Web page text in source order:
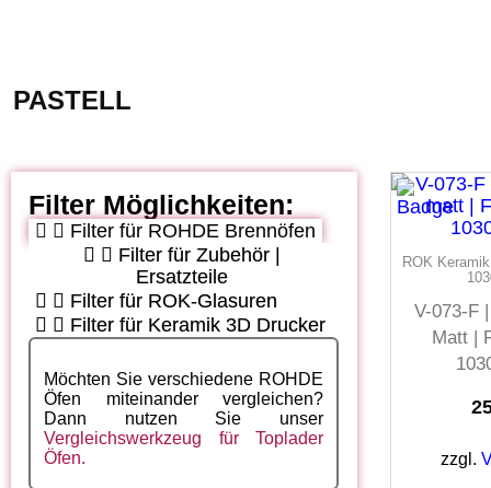
PASTELL
Filter Möglichkeiten:
Filter für ROHDE Brennöfen
Filter für Zubehör |
Ersatzteile
Filter für ROK-Glasuren
Filter für Keramik 3D Drucker
Möchten Sie verschiedene ROHDE
Öfen miteinander vergleichen?
Dann nutzen Sie unser
Vergleichswerkzeug für Toplader
Öfen.
ROK
V-073-F
Matt |
zzgl.